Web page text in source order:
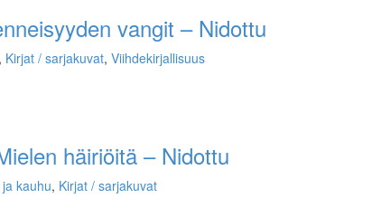
vangit – Nidottu
, Kirjat / sarjakuvat, Viihdekirjallisuus
häiriöitä – Nidottu
kauhu, Kirjat / sarjakuvat